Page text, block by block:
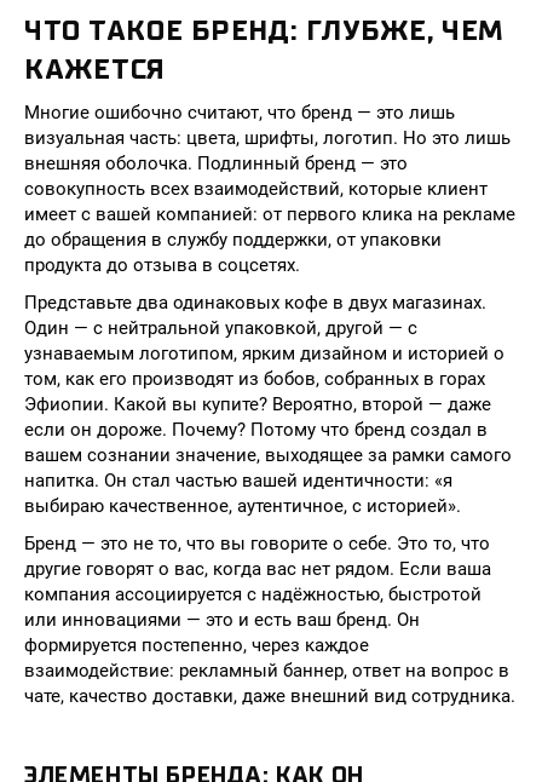
ЧТО ТАКОЕ БРЕНД: ГЛУБЖЕ, ЧЕМ
КАЖЕТСЯ
Многие ошибочно считают, что бренд — это лишь
визуальная часть: цвета, шрифты, логотип. Но это лишь
внешняя оболочка. Подлинный бренд — это
совокупность всех взаимодействий, которые клиент
имеет с вашей компанией: от первого клика на рекламе
до обращения в службу поддержки, от упаковки
продукта до отзыва в соцсетях.
Представьте два одинаковых кофе в двух магазинах.
Один — с нейтральной упаковкой, другой — с
узнаваемым логотипом, ярким дизайном и историей о
том, как его производят из бобов, собранных в горах
Эфиопии. Какой вы купите? Вероятно, второй — даже
если он дороже. Почему? Потому что бренд создал в
вашем сознании значение, выходящее за рамки самого
напитка. Он стал частью вашей идентичности: «я
выбираю качественное, аутентичное, с историей».
Бренд — это не то, что вы говорите о себе. Это то, что
другие говорят о вас, когда вас нет рядом. Если ваша
компания ассоциируется с надёжностью, быстротой
или инновациями — это и есть ваш бренд. Он
формируется постепенно, через каждое
взаимодействие: рекламный баннер, ответ на вопрос в
чате, качество доставки, даже внешний вид сотрудника.
ЭЛЕМЕНТЫ БРЕНДА: КАК ОН